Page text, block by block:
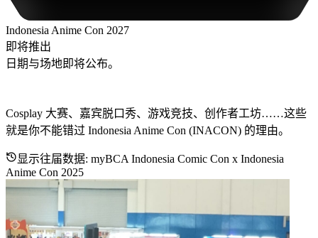
Indonesia Anime Con 2027
即将推出
日期与场地即将公布。
Cosplay 大赛、嘉宾脱口秀、游戏竞技、创作者工坊……这些
就是你不能错过 Indonesia Anime Con (INACON) 的理由。
显示往届数据: myBCA Indonesia Comic Con x Indonesia
Anime Con 2025